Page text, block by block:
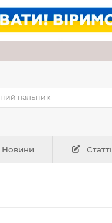
Новини Статті